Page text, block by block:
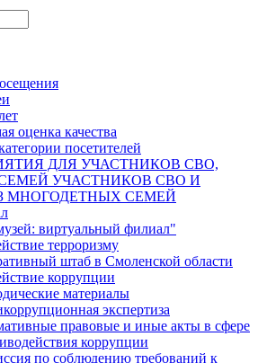
оценка качества
посетителей
ДЛЯ УЧАСТНИКОВ СВО,
УЧАСТНИКОВ СВО И
МНОГОДЕТНЫХ СЕМЕЙ
виртуальный филиал"
терроризму
штаб в Смоленской области
коррупции
материалы
экспертиза
правовые и иные акты в сфере
коррупции
по соблюдению требований к